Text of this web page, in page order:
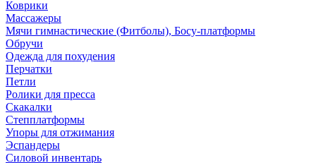
Коврики
Массажеры
Мячи гимнастические (Фитболы), Босу-платформы
Обручи
Одежда для похудения
Перчатки
Петли
Ролики для пресса
Скакалки
Степплатформы
Упоры для отжимания
Эспандеры
Силовой инвентарь